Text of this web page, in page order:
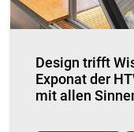
Design trifft
Exponat der
mit allen